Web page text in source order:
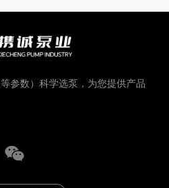
参数）科学选泵，为您提供产品